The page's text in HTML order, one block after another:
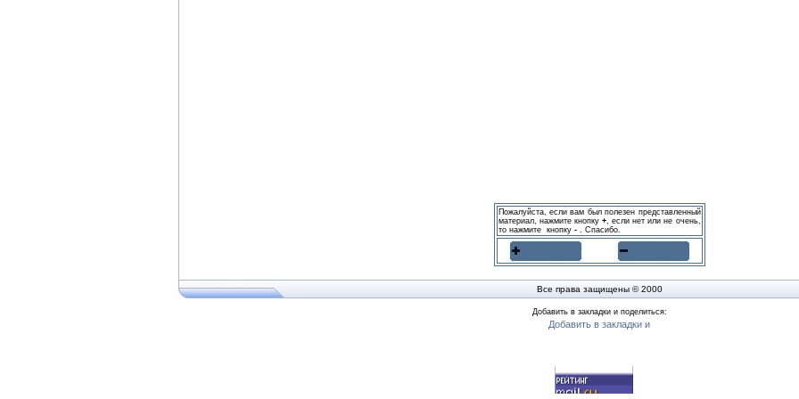
Пожалуйста, если вам был полезен представленный
материал, нажмите кнопку+, если нет или не очень,
то нажмите кнопку -. Спасибо.
Все права защищены © 2000
Добавить в закладки и поделиться: